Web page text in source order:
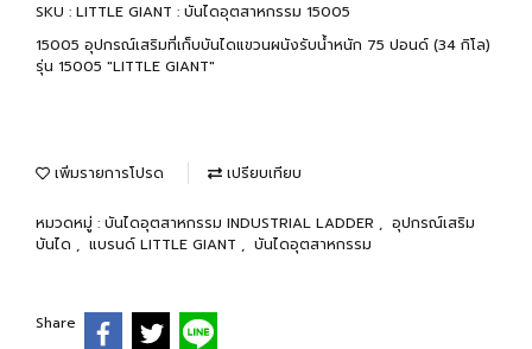
SKU : LITTLE GIANT : บันไดอุตสาหกรรม 15005
15005 อุปกรณ์เสริมที่เก็บบันไดแขวนผนังรับน้ำหนัก 75 ปอนด์ (34 กิโล)
รุ่น 15005 "LITTLE GIANT"
เพิ่มรายการโปรด เปรียบเทียบ
หมวดหมู่ : บันไดอุตสาหกรรม INDUSTRIAL LADDER , อุปกรณ์เสริม
บันได , แบรนด์ LITTLE GIANT , บันไดอุตสาหกรรม
Share